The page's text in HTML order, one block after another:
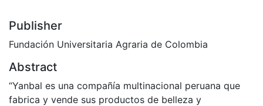
Publisher
Fundación Universitaria Agraria de Colombia
Abstract
“Yanbal es una compañía multinacional peruana que
fabrica y vende sus productos de belleza y